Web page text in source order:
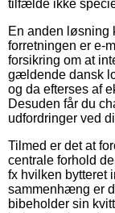
tilfælde ikke
En anden løsning
forretningen er e-
forsikring om at
gældende dansk
og da efterses af
Desuden får du
udfordringer ved
Tilmed er det at
centrale forhold
fx hvilken bytteret
sammenhæng er
bibeholder sin